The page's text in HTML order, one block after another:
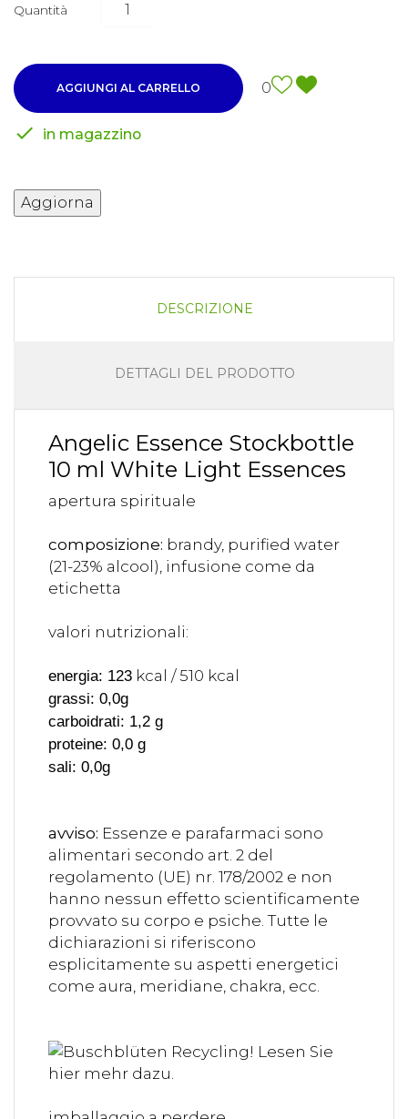
Quantità
AGGIUNGI AL CARRELLO 0
 in magazzino
DESCRIZIONE
DETTAGLI DEL PRODOTTO
Angelic Essence Stockbottle
10 ml White Light Essences
apertura spirituale
composizione: brandy, purified water
(21-23% alcool), infusione come da
etichetta
valori nutrizionali:
energia: 123 kcal / 510 kcal
grassi: 0,0g
carboidrati: 1,2 g
proteine: 0,0 g
sali: 0,0g
avviso: Essenze e parafarmaci sono
alimentari secondo art. 2 del
regolamento (UE) nr. 178/2002 e non
hanno nessun effetto scientificamente
provvato su corpo e psiche. Tutte le
dichiarazioni si riferiscono
esplicitamente su aspetti energetici
come aura, meridiane, chakra, ecc.